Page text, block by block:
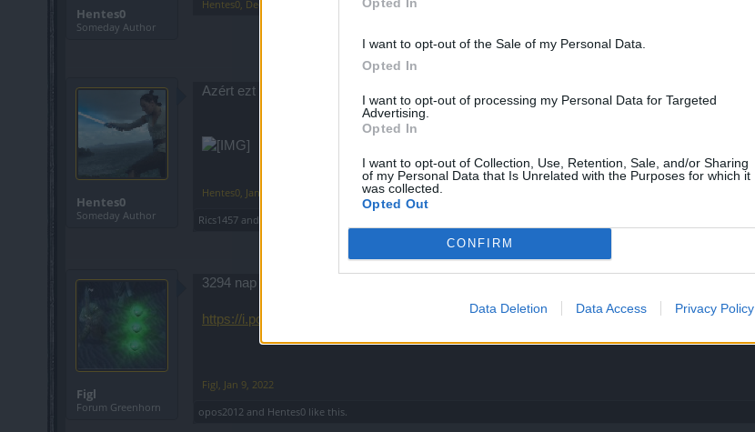
I want to opt-out of the Sale of my Personal Data.
Opted In
I want to opt-out of processing my Personal Data for Targeted
Advertising.
Opted In
I want to opt-out of Collection, Use, Retention, Sale, and/or Sharing
of my Personal Data that Is Unrelated with the Purposes for which it
was collected.
Opted Out
CONFIRM
Data Deletion Data Access Privacy Policy
Hentes0
Someday Author
Hentes0 Dec 5, 2021
Hentes0
Someday Author
Azért ezt is lehetne jutalmazni.
Hentes0 Jan 8, 2022
Rics1457 and
Figl
Forum Greenhorn
3294 nap egy kicsit több
https://i.postimg.cc/3Nbr4RgW/dro-release253-21-0.jpg
Figl Jan 9, 2022
opos2012 and Hentes0 like this.